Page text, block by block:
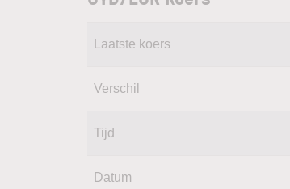
Laatste koers
Verschil
Tijd
Datum